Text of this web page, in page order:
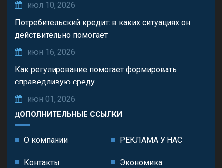
июл 10, 2026
Потребительский кредит: в каких ситуациях он
действительно помогает
июн 16, 2026
Как регулирование помогает формировать
справедливую среду
июн 01, 2026
ДОПОЛНИТЕЛЬНЫЕ ССЫЛКИ
О компании РЕКЛАМА У НАС
Контакты Экономика